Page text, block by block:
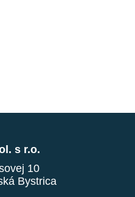
s r.o.
10
Bystrica